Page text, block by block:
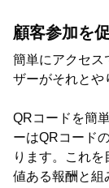
顧客参加を
簡単にアクセス
ザーがそれとや
QRコードを簡
ーはQRコード
ります。これ
値ある報酬と組